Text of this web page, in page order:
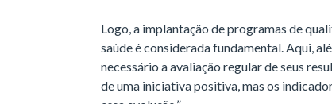
Logo, a implantação de programas de
saúde é considerada fundamental. Aqui,
necessário a avaliação regular de seus
de uma iniciativa positiva, mas os